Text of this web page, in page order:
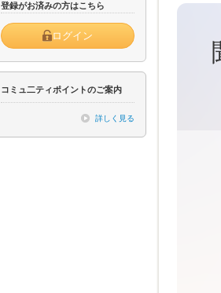
登録がお済みの方はこちら
ログイン
コミュ二ティポイントのご案内
詳しく見る